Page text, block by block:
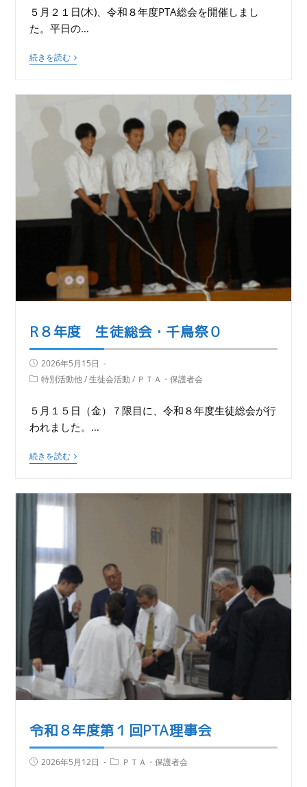
５月２１日(木)、令和８年度PTA総会を開催しまし
た。平日の…
続きを読む
R８年度 生徒総会・千鳥祭０
2026年5月15日
特別活動他 / 生徒会活動 / ＰＴＡ・保護者会
５月１５日（金）７限目に、令和８年度生徒総会が行
われました。…
続きを読む
令和８年度第１回PTA理事会
2026年5月12日 ＰＴＡ・保護者会